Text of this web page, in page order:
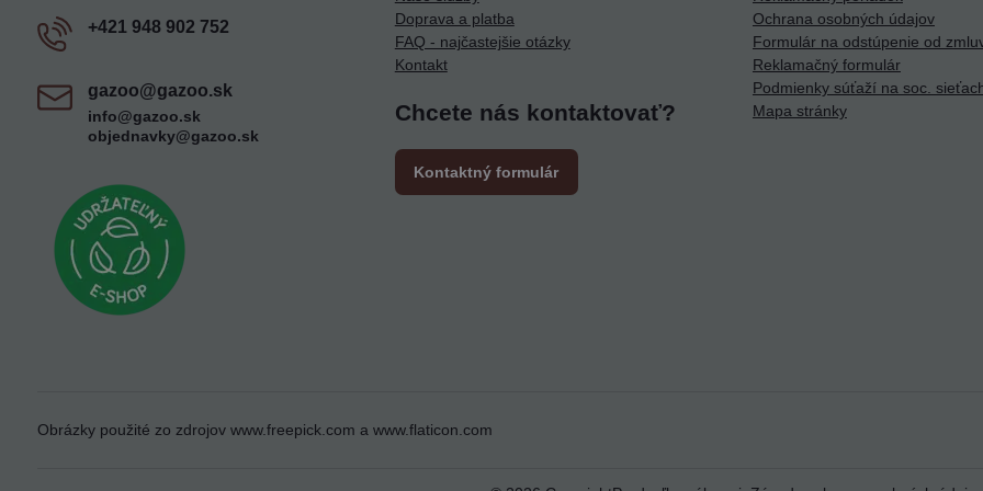
+421 948 902 752
gazoo​@gazoo​.sk
info@gazoo.sk
objednavky@gazoo.sk
Doprava a platba
FAQ - najčastejšie otázky
Kontakt
Chcete nás kontaktovať?
Kontaktný formulár
Ochrana osobných údajov
Formulár na odstúpenie od
Reklamačný formulár
Podmienky súťaží na soc.
Mapa stránky
Obrázky použité zo zdrojov www.freepick.com a www.flaticon.com